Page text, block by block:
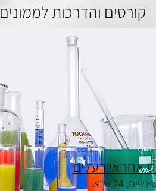
קורסים והדרכות לממונים
אחראי רעלים